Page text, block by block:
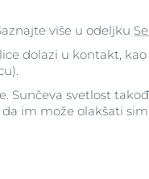
više u odeljku
dolazi u kontakt,
Sunčeva svetlost
im može olakšati